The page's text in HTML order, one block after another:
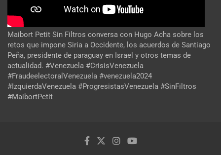
Maibort Petit Sin Filtros conversa con Hugo Acha sobre los
retos que impone Siria a Occidente, los acuerdos de Santiago
Peña, presidente de paraguay en Israel y otros temas de
actualidad. #Venezuela #CrisisVenezuela
#FraudeelectoralVenezuela #venezuela2024
#IzquierdaVenezuela #ProgresistasVenezuela #SinFiltros
#MaibortPetit